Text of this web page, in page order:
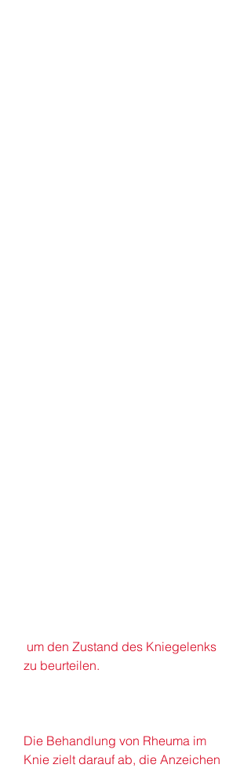
zu beurteilen.
Die Behandlung von Rheuma im
Knie zielt darauf ab, die Anzeichen